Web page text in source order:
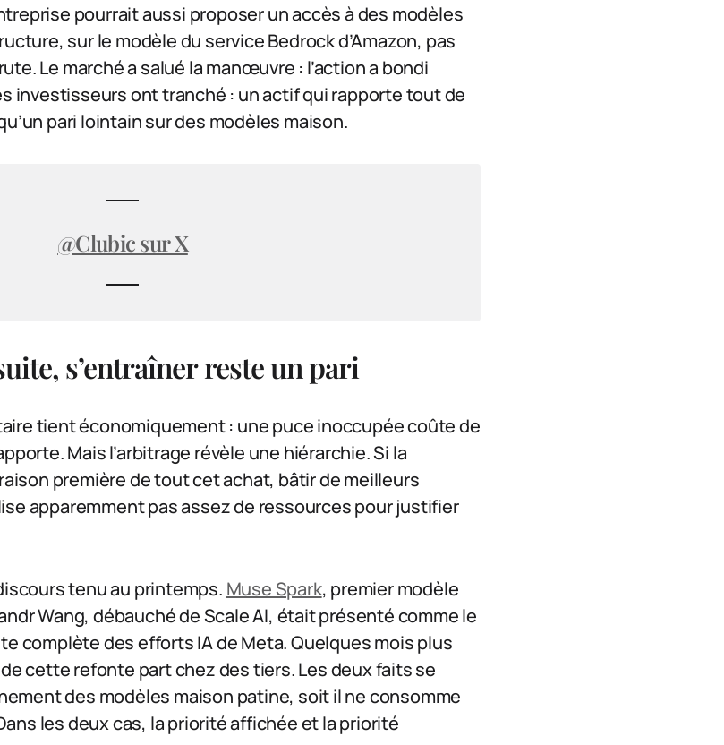
pourrait aussi proposer un accès à des modèles
sur le modèle du service Bedrock d’Amazon, pas
Le marché a salué la manœuvre : l’action a bondi
investisseurs ont tranché : un actif qui rapporte tout de
pari lointain sur des modèles maison.
@Clubic sur X
s’entraîner reste un pari
tient économiquement : une puce inoccupée coûte de
Mais l’arbitrage révèle une hiérarchie. Si la
première de tout cet achat, bâtir de meilleurs
apparemment pas assez de ressources pour justifier
tenu au printemps. Muse Spark, premier modèle
Wang, débauché de Scale AI, était présenté comme le
complète des efforts IA de Meta. Quelques mois plus
cette refonte part chez des tiers. Les deux faits se
des modèles maison patine, soit il ne consomme
les deux cas, la priorité affichée et la priorité